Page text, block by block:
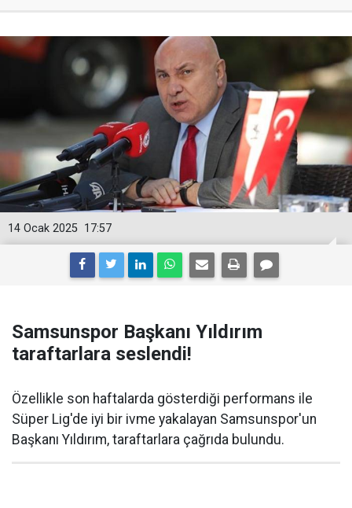
17:57
14 Ocak 2025
Samsunspor Başkanı Yıldırım
taraftarlara seslendi!
Özellikle son haftalarda gösterdiği performans ile
Süper Lig'de iyi bir ivme yakalayan Samsunspor'un
Başkanı Yıldırım, taraftarlara çağrıda bulundu.